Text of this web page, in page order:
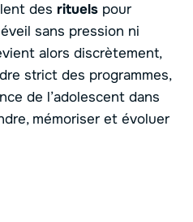
des rituels pour
sans pression ni
alors discrètement,
strict des programmes,
de l’adolescent dans
mémoriser et évoluer